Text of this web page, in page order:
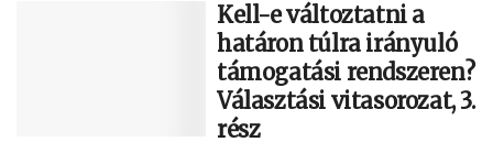
Kell-e változtatni a
határon túlra irányuló
támogatási rendszeren?
Választási vitasorozat, 3.
rész